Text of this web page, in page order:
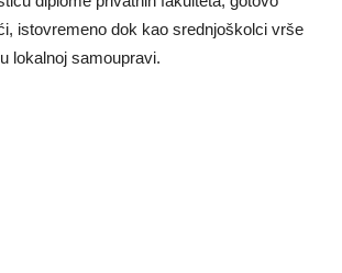
istovremeno dok kao srednjoškolci vrše
lokalnoj samoupravi.